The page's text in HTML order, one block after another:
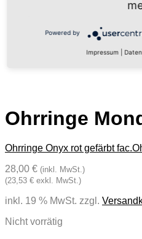
Ohrringe
Ohrringe Onyx rot gefärbt fac.
28,00 € (inkl. MwSt.)
(23,53 € exkl. MwSt.)
inkl. 19 % MwSt. zzgl.
Nicht vorrätig
Powered by
Impressum